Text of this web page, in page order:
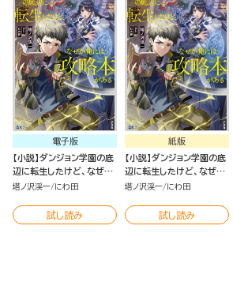
電子版
【小説】ダンジョン学園の底
辺に転生したけど、なぜか
俺には攻略本がある
塔ノ沢渓一 にわ田
試し読み
紙版
【小説】ダンジョン学園の底
辺に転生したけど、なぜか
俺には攻略本がある
塔ノ沢渓一 にわ田
試し読み